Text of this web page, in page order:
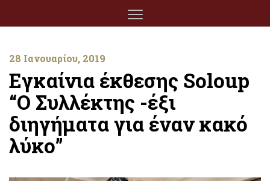
28 Ιανουαρίου, 2019
Εγκαίνια έκθεσης Soloup
“Ο Συλλέκτης -έξι
διηγήματα για έναν κακό
λύκο”